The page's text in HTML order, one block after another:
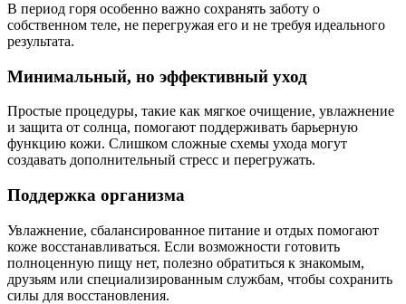
В период горя особенно важно сохранять заботу о
собственном теле, не перегружая его и не требуя идеального
результата.
Минимальный, но эффективный уход
Простые процедуры, такие как мягкое очищение, увлажнение
и защита от солнца, помогают поддерживать барьерную
функцию кожи. Слишком сложные схемы ухода могут
создавать дополнительный стресс и перегружать.
Поддержка организма
Увлажнение, сбалансированное питание и отдых помогают
коже восстанавливаться. Если возможности готовить
полноценную пищу нет, полезно обратиться к знакомым,
друзьям или специализированным службам, чтобы сохранить
силы для восстановления.